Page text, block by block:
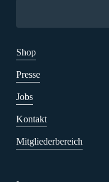
Shop
Presse
Jobs
Kontakt
Mitgliederbereich